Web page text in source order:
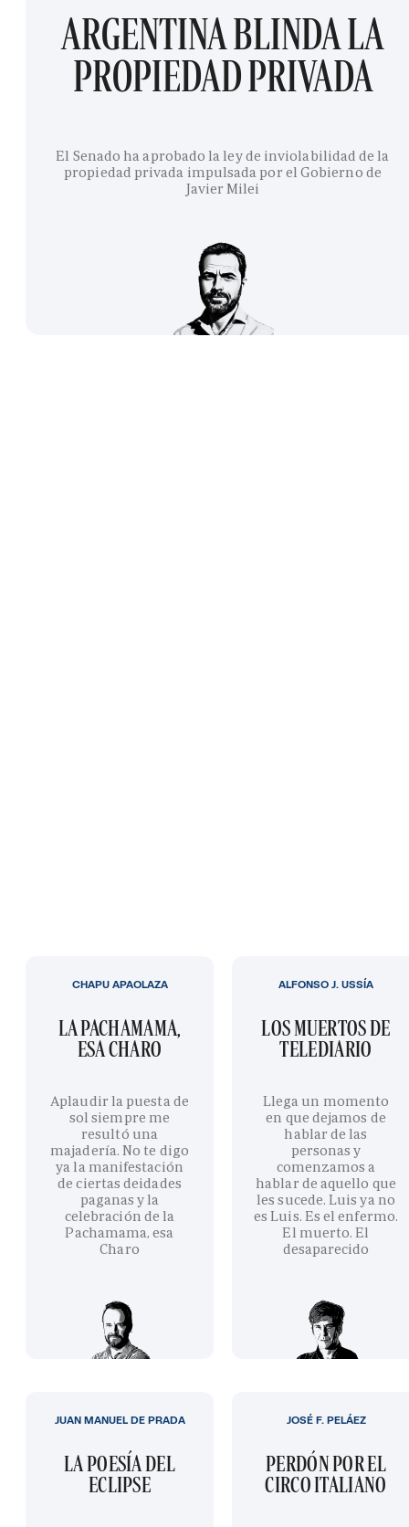
ARGENTINA BLINDA LA
PROPIEDAD PRIVADA
El Senado ha aprobado la ley de inviolabilidad de la
propiedad privada impulsada por el Gobierno de
Javier Milei
LA PACHAMAMA,
ESA CHARO
Aplaudir la puesta de
sol siempre me
resultó una
majadería. No te digo
ya la manifestación
de ciertas deidades
paganas y la
celebración de la
Pachamama, esa
Charo
CHAPU APAOLAZA
LOS MUERTOS DE
TELEDIARIO
Llega un momento
en que dejamos de
hablar de las
personas y
comenzamos a
hablar de aquello que
les sucede. Luis ya no
es Luis. Es el enfermo.
El muerto. El
desaparecido
ALFONSO J. USSÍA
LA POESÍA DEL
ECLIPSE
JUAN MANUEL DE PRADA
PERDÓN POR EL
CIRCO ITALIANO
JOSÉ F. PELÁEZ